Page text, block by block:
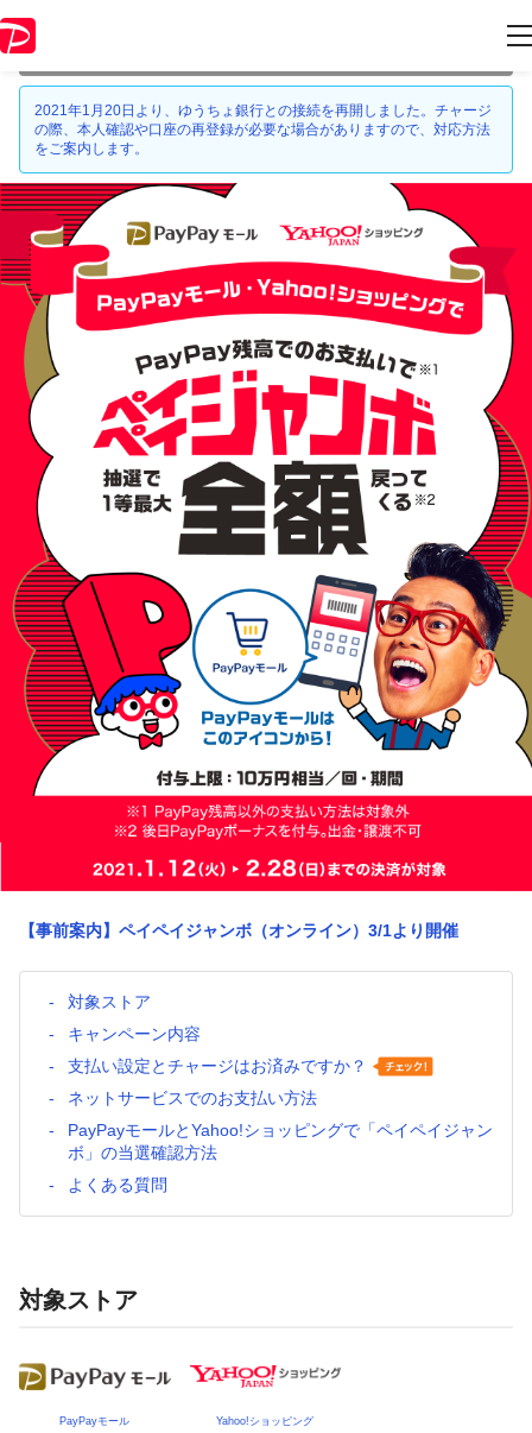
情報はキャンペーン終了時点のものになります。
2021年1月20日より、ゆうちょ銀行との接続を再開しました。チャージ
の際、本人確認や口座の再登録が必要な場合がありますので、対応方法
をご案内します。
【事前案内】ペイペイジャンボ（オンライン）3/1より開催
対象ストア
キャンペーン内容
支払い設定とチャージはお済みですか？
ネットサービスでのお支払い方法
PayPayモールとYahoo!ショッピングで「ペイペイジャン
ボ」の当選確認方法
よくある質問
対象ストア
PayPayモール Yahoo!ショッピング